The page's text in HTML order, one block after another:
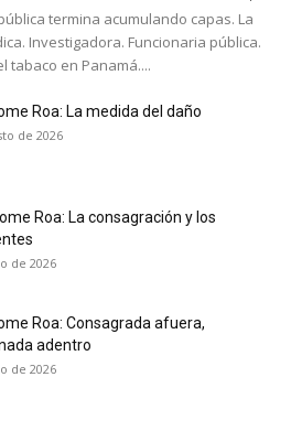
termina acumulando capas. La
Investigadora. Funcionaria pública.
tabaco en Panamá....
Roa: La medida del daño
de 2026
Roa: La consagración y los
de 2026
Roa: Consagrada afuera,
adentro
de 2026